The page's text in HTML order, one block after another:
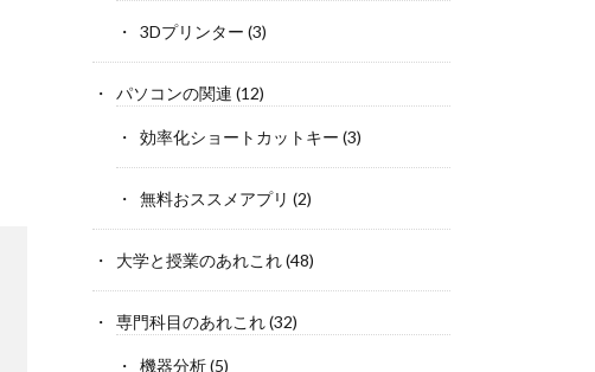
3Dプリンター (3)
パソコンの関連 (12)
効率化ショートカットキー (3)
無料おススメアプリ (2)
大学と授業のあれこれ(48)
専門科目のあれこれ(32)
機器分析(5)